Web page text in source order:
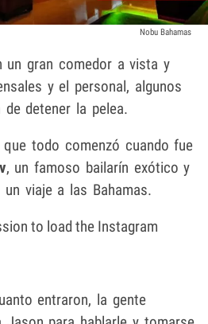
Nobu Bahamas
un gran comedor a vista y
y el personal, algunos
detener la pelea.
todo comenzó cuando fue
, un famoso bailarín exótico y
viaje a las Bahamas.
to load the Instagram
entraron, la gente